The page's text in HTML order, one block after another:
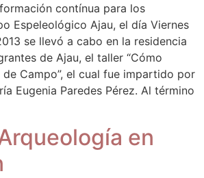
contínua para los
Espeleológico Ajau, el día Viernes
se llevó a cabo en la residencia
de Ajau, el taller “Cómo
Campo”, el cual fue impartido por
Eugenia Paredes Pérez. Al término
en